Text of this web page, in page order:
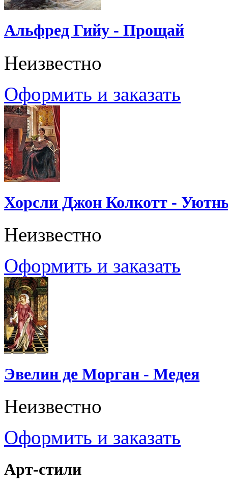
Альфред Гийу - Прощай
Неизвестно
Оформить и заказать
Хорсли Джон Колкотт -
Неизвестно
Оформить и заказать
Эвелин де Морган - Медея
Неизвестно
Оформить и заказать
Арт-стили